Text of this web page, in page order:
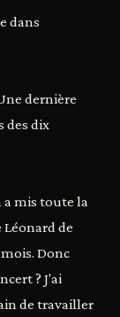
dans
dernière
des dix
a mis toute la
Léonard de
Donc
? J'ai
de travailler